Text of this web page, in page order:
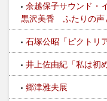
余越保子サウンド・
黒沢美香 ふたりの声
石塚公昭「ピクトリ
井上佐由紀「私は初
郷津雅夫展